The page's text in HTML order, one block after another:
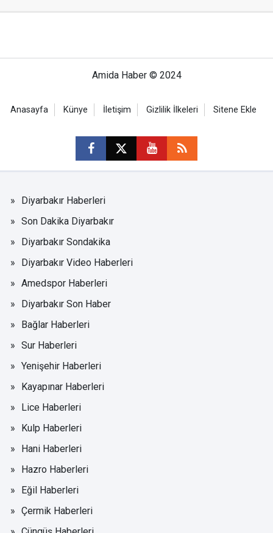
Amida Haber © 2024
Anasayfa Künye İletişim Gizlilik İlkeleri Sitene Ekle
Diyarbakır Haberleri
Son Dakika Diyarbakır
Diyarbakır Sondakika
Diyarbakır Video Haberleri
Amedspor Haberleri
Diyarbakır Son Haber
Bağlar Haberleri
Sur Haberleri
Yenişehir Haberleri
Kayapınar Haberleri
Lice Haberleri
Kulp Haberleri
Hani Haberleri
Hazro Haberleri
Eğil Haberleri
Çermik Haberleri